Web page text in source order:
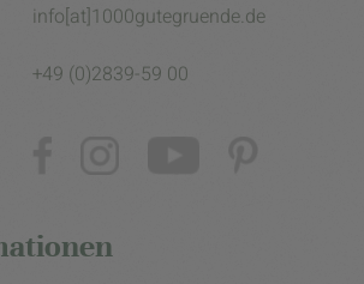
info[at]1000gutegruende.de
+49 (0)2839-59 00